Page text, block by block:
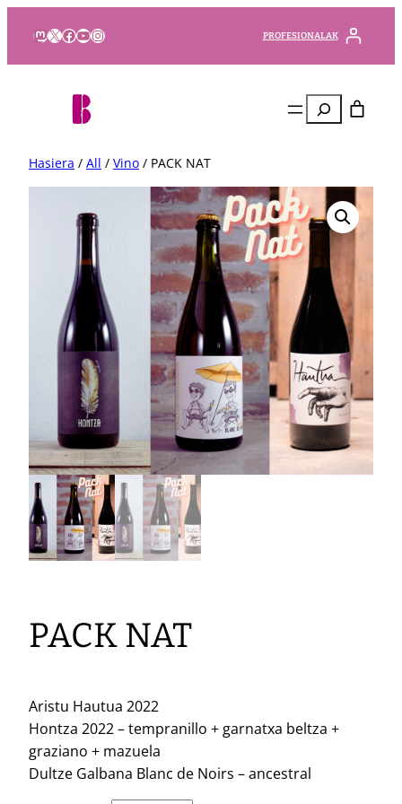
Mastodon
X Facebook
YouTube
Instagram PROFESIONALAK
Bilatu
Hasiera / All / Vino / PACK NAT
PACK NAT
Aristu Hautua 2022
Hontza 2022 – tempranillo + garnatxa beltza +
graziano + mazuela
Dultze Galbana Blanc de Noirs – ancestral